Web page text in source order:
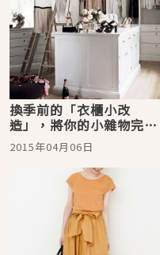
換季前的「衣櫃小改
造」，將你的小雜物完美
收納！
2015年04月06日